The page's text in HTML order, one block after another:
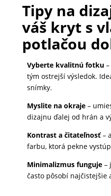
Tipy na
váš kryt s
potlačou
Vyberte kvalitnú fotku–
tým ostrejší výsledok.
snímky.
Myslite na okraje–
dizajnu ďalej od hrán a
Kontrast a čitateľnosť–
farbu, ktorá pekne
Minimalizmus funguje–
často pôsobí najčistejšie